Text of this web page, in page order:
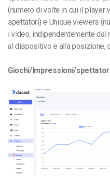
(numero di volte in cui il
spettatori) e Unique viewers
i video, indipendentemente dal
al dispositivo e alla posizione,
Giochi/Impressioni/